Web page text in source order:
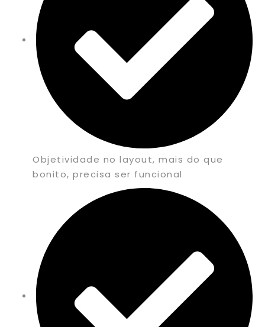
Objetividade no layout, mais do que
bonito, precisa ser funcional